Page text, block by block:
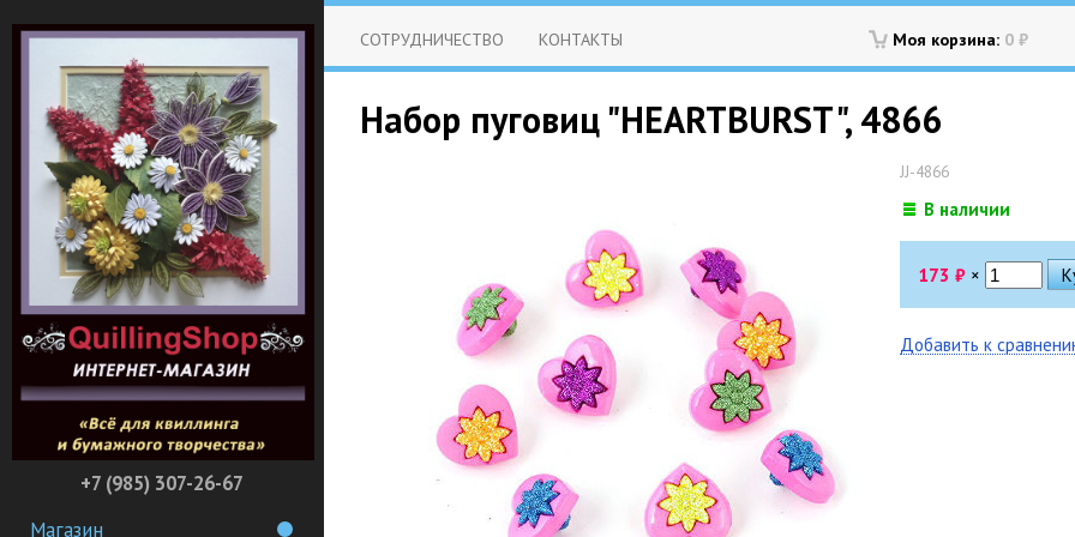
+7 (985) 307-26-67
Магазин
Моя корзина: 0 ₽
СОТРУДНИЧЕСТВО КОНТАКТЫ
Набор пуговиц "HEARTBURST", 4866
JJ-4866
В наличии
173 ₽ ×
Добавить к